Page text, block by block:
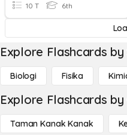
10 T 6th
Explore Flashcards
Biologi Fisika
Explore Flashcards by
Taman Kanak Kanak